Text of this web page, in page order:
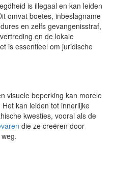
is illegaal en kan leiden
omvat boetes, inbeslagname
en zelfs gevangenisstraf,
en de lokale
is essentieel om juridische
visuele beperking kan morele
kan leiden tot innerlijke
kwesties, vooral als de
die ze creëren door